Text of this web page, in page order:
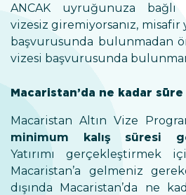
ANCAK uyruğunuza bağlı
vizesiz giremiyorsanız, misafir
başvurusunda bulunmadan
vizesi başvurusunda
Macaristan’da ne kadar
Macaristan Altın Vize
minimum kalış süresi
Yatırımı
Macaristan’a gelmeniz
dışında Macaristan’da ne